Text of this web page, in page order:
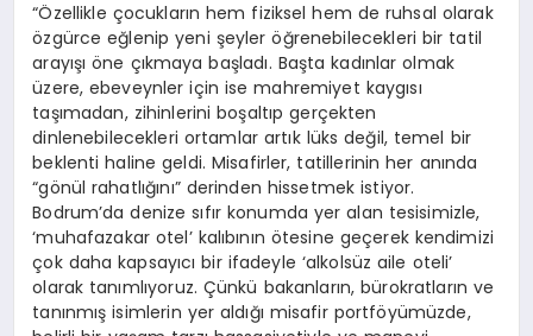
“Özellikle çocukların hem fiziksel hem de ruhsal olarak
özgürce eğlenip yeni şeyler öğrenebilecekleri bir tatil
arayışı öne çıkmaya başladı. Başta kadınlar olmak
üzere, ebeveynler için ise mahremiyet kaygısı
taşımadan, zihinlerini boşaltıp gerçekten
dinlenebilecekleri ortamlar artık lüks değil, temel bir
beklenti haline geldi. Misafirler, tatillerinin her anında
“gönül rahatlığını” derinden hissetmek istiyor.
Bodrum’da denize sıfır konumda yer alan tesisimizle,
‘muhafazakar otel’ kalıbının ötesine geçerek kendimizi
çok daha kapsayıcı bir ifadeyle ‘alkolsüz aile oteli’
olarak tanımlıyoruz. Çünkü bakanların, bürokratların ve
tanınmış isimlerin yer aldığı misafir portföyümüzde,